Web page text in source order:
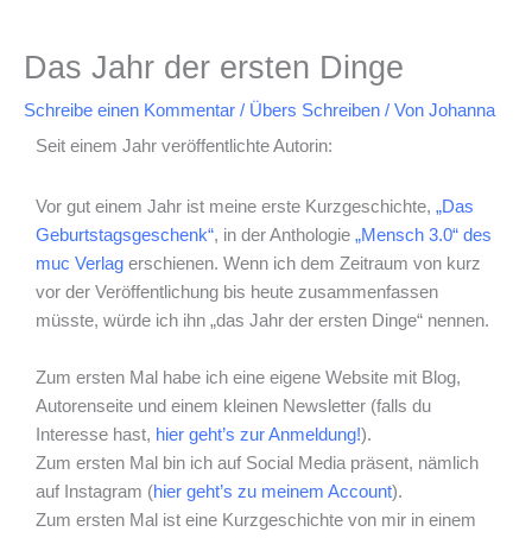
Das Jahr der ersten Dinge
Schreibe einen Kommentar / Übers Schreiben / Von Johanna
Seit einem Jahr veröffentlichte Autorin:
Vor gut einem Jahr ist meine erste Kurzgeschichte, „Das
Geburtstagsgeschenk“, in der Anthologie „Mensch 3.0“ des
muc Verlag erschienen. Wenn ich dem Zeitraum von kurz
vor der Veröffentlichung bis heute zusammenfassen
müsste, würde ich ihn „das Jahr der ersten Dinge“ nennen.
Zum ersten Mal habe ich eine eigene Website mit Blog,
Autorenseite und einem kleinen Newsletter (falls du
Interesse hast, hier geht’s zur Anmeldung!).
Zum ersten Mal bin ich auf Social Media präsent, nämlich
auf Instagram (hier geht’s zu meinem Account).
Zum ersten Mal ist eine Kurzgeschichte von mir in einem